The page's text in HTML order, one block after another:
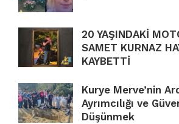
20 YAŞINDAKİ
SAMET KURNAZ
KAYBETTİ
Kurye Merve’nin
Ayrımcılığı ve
Düşünmek